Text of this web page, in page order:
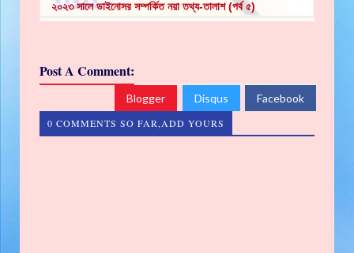
২০২৩ সালে ডাইনোসর সম্পর্কিত নয়া তথ্য-তালাশ (পর্ব ৫)
Post A Comment:
Blogger Disqus Facebook
0 COMMENTS SO FAR,ADD YOURS